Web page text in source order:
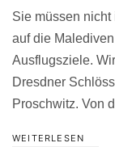
Sie müssen
auf die
Ausflugsziele.
Dresdner
Proschwitz. Von
WEITERLESEN